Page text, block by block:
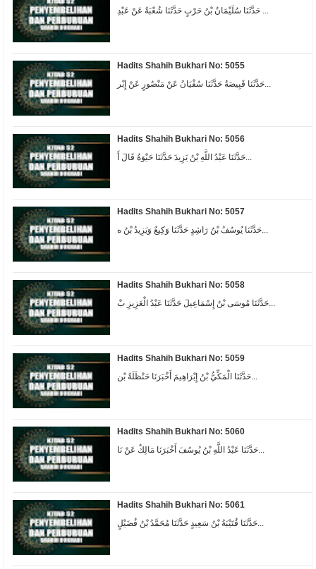
حَدَّثَنَا سُلَيْمَانُ بْنُ حَرْبٍ حَدَّثَنَا شُعْبَةُ عَنْ عَبْدِ ...
Hadits Shahih Bukhari No: 5055
Hadits Shahih Bukhari No: 5056
Hadits Shahih Bukhari No: 5057
حَدَّثَنَا يُوسُفُ بْنُ رَاشِدٍ حَدَّثَنَا وَكِيعٌ وَيَزِيدُ بْنُ ه...
Hadits Shahih Bukhari No: 5058
حَدَّثَنَا مُوسَى بْنُ إِسْمَاعِيلَ حَدَّثَنَا عَبْدُ الْعَزِيزِ بْ...
Hadits Shahih Bukhari No: 5059
حَدَّثَنَا الْمَكِّيُّ بْنُ إِبْرَاهِيمَ أَخْبَرَنَا حَنْظَلَةُ بْن...
Hadits Shahih Bukhari No: 5060
حَدَّثَنَا عَبْدُ اللَّهِ بْنُ يُوسُفَ أَخْبَرَنَا مَالِكٌ عَنْ نَا...
Hadits Shahih Bukhari No: 5061